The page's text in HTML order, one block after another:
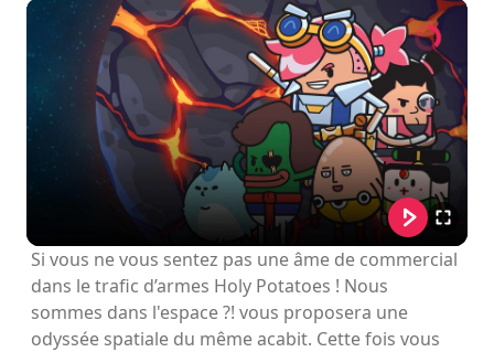
Si vous ne vous sentez pas une âme de commercial
dans le trafic d’armes Holy Potatoes ! Nous
sommes dans l'espace ?! vous proposera une
odyssée spatiale du même acabit. Cette fois vous